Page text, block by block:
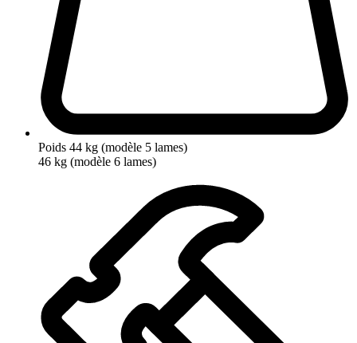
Poids 44 kg (modèle 5 lames)
46 kg (modèle 6 lames)